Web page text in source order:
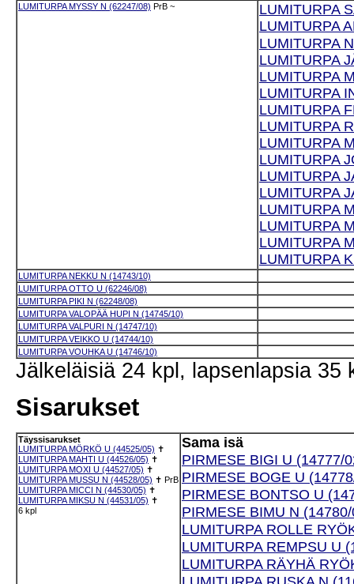
LUMITURPA MYSSY N (62247/08) PrB ~
LUMITURPA
LUMITURPA
LUMITURPA
LUMITURPA
LUMITURPA
LUMITURPA
LUMITURPA
LUMITURPA
LUMITURPA
LUMITURPA
LUMITURPA
LUMITURPA
LUMITURPA
LUMITURPA
LUMITURPA
LUMITURPA
LUMITURPA NEKKU N (14743/10)
LUMITURPA OTTO U (62246/08)
LUMITURPA PIKI N (62248/08)
LUMITURPA VALOPÄÄ HUPI N (14745/10)
LUMITURPA VALPURI N (14747/10)
LUMITURPA VEIKKO U (14744/10)
LUMITURPA VOUHKA U (14746/10)
Jälkeläisiä 24 kpl, lapsenlapsia 35
Sisarukset
Täyssisarukset
LUMITURPA MÖRKÖ U (44525/05) ✝
LUMITURPA MAHTI U (44526/05) ✝
LUMITURPA MOXI U (44527/05) ✝
LUMITURPA MUSSU N (44528/05) ✝ PrB
LUMITURPA MICCI N (44530/05) ✝
LUMITURPA MIKSU N (44531/05) ✝
6 kpl
Sama isä
PIRMESE BIGI U (14777/
PIRMESE BOGE U
PIRMESE BONTSO U
PIRMESE BIMU N
LUMITURPA ROLLE
LUMITURPA REMPSU U
LUMITURPA RÄYHÄ